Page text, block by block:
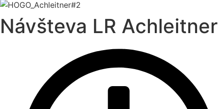
Návšteva LR Achleitner